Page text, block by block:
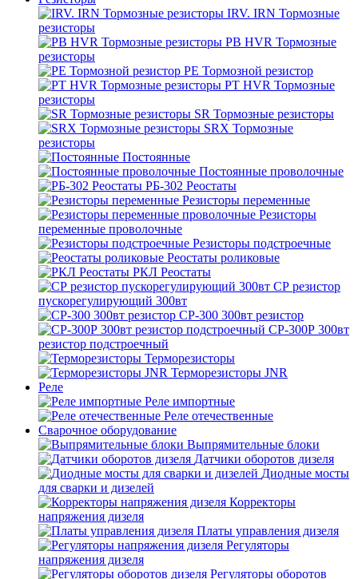
IRV. IRN Тормозные
резисторы
PB HVR Тормозные
резисторы
PE Тормозной резистор
PT HVR Тормозные
резисторы
SR Тормозные резисторы
SRX Тормозные
резисторы
Постоянные
Постоянные проволочные
РБ-302 Реостаты
Резисторы переменные
Резисторы
переменные проволочные
Резисторы подстроечные
Реостаты роликовые
РКЛ Реостаты
СР резистор
пускорегулирующий 300вт
СР-300 300вт резистор
СР-300Р 300вт
резистор подстроечный
Терморезисторы
Терморезисторы JNR
Реле
Реле импортные
Реле отечественные
Сварочное оборудование
Выпрямительные блоки
Датчики оборотов дизеля
Диодные мосты
для сварки и дизелей
Корректоры
напряжения дизеля
Платы управления дизеля
Регуляторы
напряжения дизеля
Регуляторы оборотов